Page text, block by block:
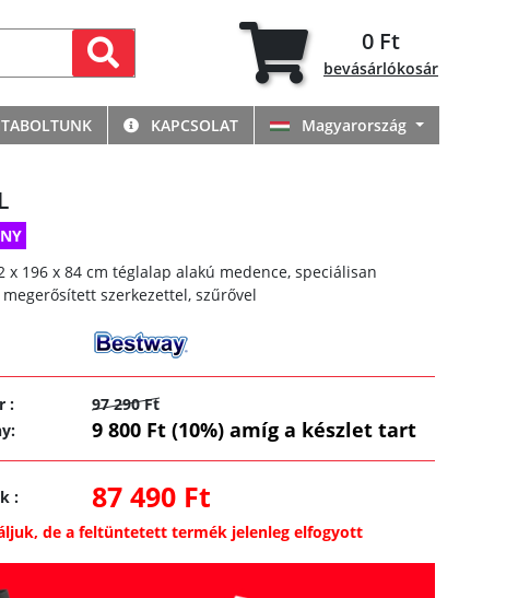
0 Ft
bevásárlókosár
KAPCSOLAT Magyarország
x 196 x 84 cm téglalap alakú medence, speciálisan
szerkezettel, szűrővel
:
97 290 Ft
: 9 800 Ft (10%) amíg a készlet tart
: 87 490 Ft
de a feltüntetett termék jelenleg elfogyott